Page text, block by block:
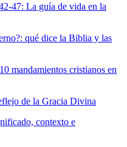
47: La guía de vida en la
qué dice la Biblia y las
mandamientos cristianos en
de la Gracia Divina
contexto e